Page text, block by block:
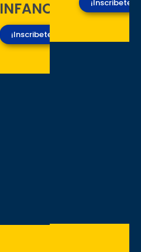
INFANCIA
¡Inscribete!
¡Inscribete!